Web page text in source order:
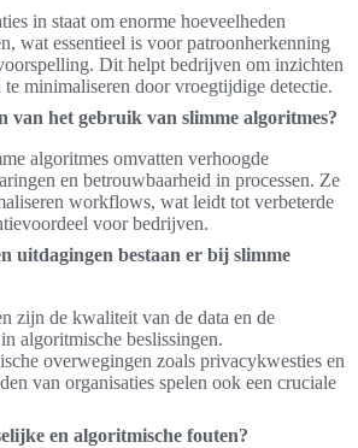
in staat om enorme hoeveelheden
wat essentieel is voor patroonherkenning
Dit helpt bedrijven om inzichten
minimaliseren door vroegtijdige detectie.
van het gebruik van slimme algoritmes?
algoritmes omvatten verhoogde
en betrouwbaarheid in processen. Ze
workflows, wat leidt tot verbeterde
voor bedrijven.
uitdagingen bestaan er bij slimme
zijn de kwaliteit van de data en de
algoritmische beslissingen.
overwegingen zoals privacykwesties en
van organisaties spelen ook een cruciale
en algoritmische fouten?